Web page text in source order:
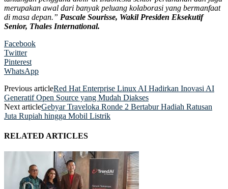
merupakan awal dari banyak peluang kolaborasi yang bermanfaat
di masa depan.” Pascale Sourisse, Wakil Presiden Eksekutif
Senior, Thales International.
Facebook
Twitter
Pinterest
WhatsApp
Previous articleRed Hat Enterprise Linux AI Hadirkan Inovasi AI
Generatif Open Source yang Mudah Diakses
Next articleGebyar Traveloka Ronde 2 Bertabur Hadiah Ratusan
Juta Rupiah hingga Mobil Listrik
RELATED ARTICLES